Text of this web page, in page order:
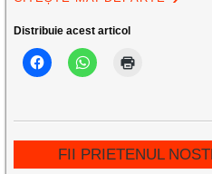
Distribuie acest articol
FII PRIETENUL